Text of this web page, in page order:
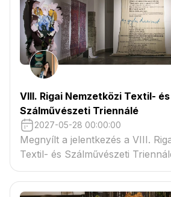
VIII. Rigai Nemzetközi Textil- és
Szálművészeti Triennálé
2027-05-28 00:00:00
Megnyílt a jelentkezés a VIII.
Textil- és Szálművészeti